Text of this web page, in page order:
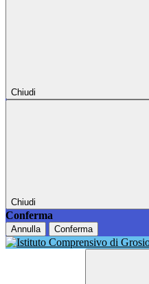
Chiudi
Chiudi
Conferma
Annulla Conferma